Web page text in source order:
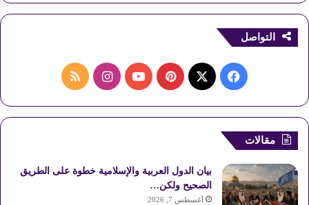
التواصل
ي
س
و
X
ي
ي
Y
ن
ل
مقالات
بيان الدول العربية والإسلامية خطوة على الطريق
الصحيح ولكن…
أغسطس 7, 2026